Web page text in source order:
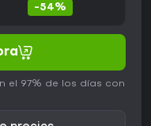
-54%
el 97% de los días con